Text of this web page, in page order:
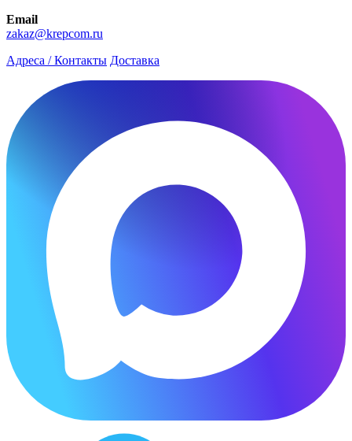
Email
zakaz@krepcom.ru
Адреса / Контакты Доставка